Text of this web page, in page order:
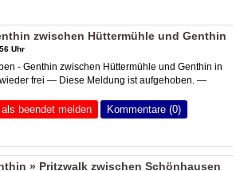
zwischen Hüttermühle und Genthin
Uhr
- Genthin zwischen Hüttermühle und Genthin in
frei — Diese Meldung ist aufgehoben. —
beendet melden Kommentare (0)
» Pritzwalk zwischen Schönhausen